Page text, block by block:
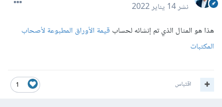
نشر14 يناير 2022
هذا هو المثال الذي تم إنشائه لحساب قيمة الأوراق المطبوعة لأصحاب
المكتبات
1 اقتباس